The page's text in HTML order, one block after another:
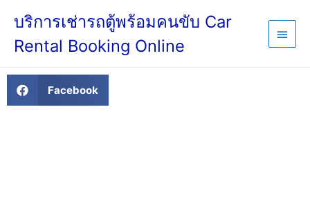
บริการเช่ารถตู้พร้อมคนขับ Car
Rental Booking Online
Facebook